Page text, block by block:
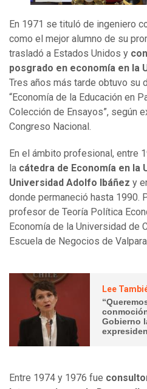
En 1971 se tituló de ingeniero
como el mejor alumno de su
trasladó a Estados Unidos y
posgrado en economía en la
Tres años más tarde obtuvo su
“Economía de la Educación en
Colección de Ensayos”, según
Congreso Nacional.
En el ámbito profesional, entre
la cátedra de Economía en la
Universidad Adolfo Ibáñez y
donde permaneció hasta 1990.
profesor de Teoría Política
Economía de la Universidad de
Escuela de Negocios de
Lee
Gobierno
Entre 1974 y 1976 fue